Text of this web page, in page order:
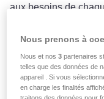
aux besoins de
Que vous soyez un
s’adapte à votre
nous réaffirmons
solutions sur-
Nous prenons à
Nous et nos3 partenaires
telles que des données de
appareil . Si vous
en charge les finalités